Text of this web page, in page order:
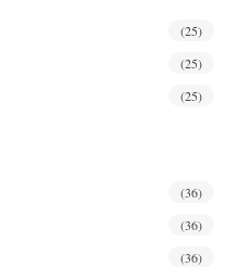
(25)
(25)
(25)
(36)
(36)
(36)